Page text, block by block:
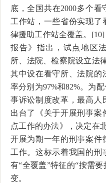
底，全国共在2000多个
工作站，一些省份实现了
律援助工作站全覆盖。
报告》指出，试点地区
所、法院、检察院设立法
其中设在看守所、法院的
率分别为97%和82%。为
事诉讼制度改革，最高人
出台了《关于开展刑事案
点工作的办法》，决定在
开展为期一年的刑事案件
工作。这标示着我国的刑
有“全覆盖”特征的“按需
变。